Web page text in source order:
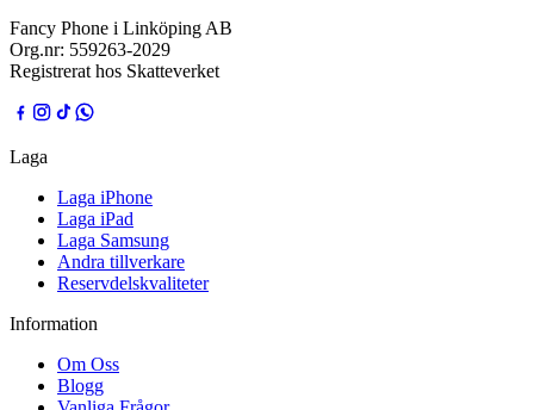
Fancy Phone i Linköping AB
Org.nr: 559263-2029
Registrerat hos Skatteverket
Laga
Laga iPhone
Laga iPad
Laga Samsung
Andra tillverkare
Reservdelskvaliteter
Information
Om Oss
Blogg